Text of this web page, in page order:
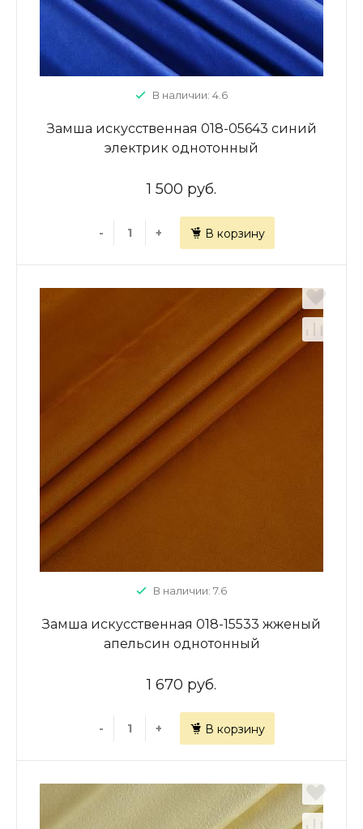
В наличии: 4.6
Замша искусственная 018-05643 синий
электрик однотонный
1 500 руб.
- + В корзину
В наличии: 7.6
Замша искусственная 018-15533 жженый
апельсин однотонный
1 670 руб.
- + В корзину